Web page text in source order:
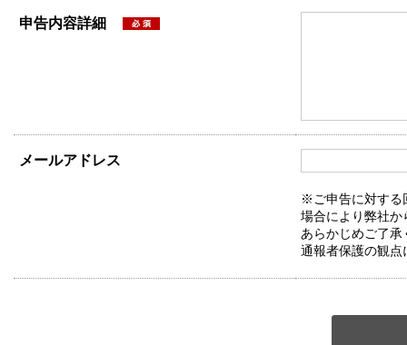
申告内容詳細
メールアドレス
※ご申告に対する
場合により弊社か
あらかじめご了承
通報者保護の観点